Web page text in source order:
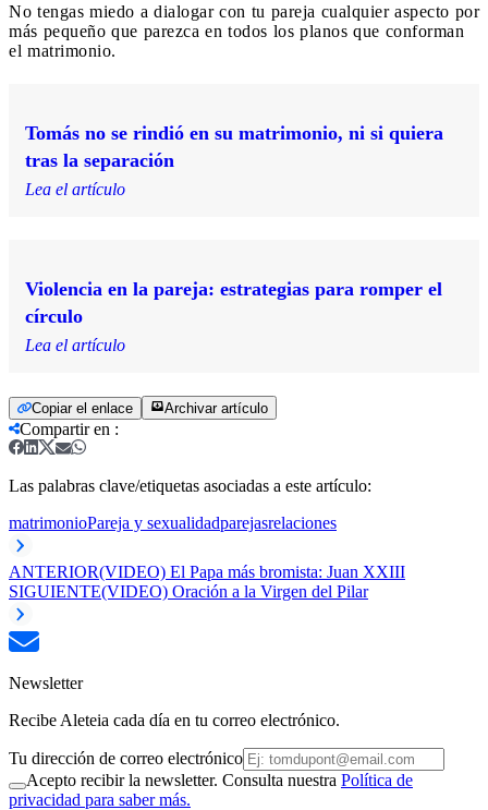
No tengas miedo a dialogar con tu pareja cualquier aspecto por
más pequeño que parezca en todos los planos que conforman
el matrimonio.
Tomás no se rindió en su matrimonio, ni si quiera
tras la separación
Lea el artículo
Violencia en la pareja: estrategias para romper el
círculo
Lea el artículo
Copiar el enlace Archivar artículo
Compartir en :
Las palabras clave/etiquetas asociadas a este artículo:
matrimonioPareja y sexualidadparejasrelaciones
ANTERIOR(VIDEO) El Papa más bromista: Juan XXIII
SIGUIENTE(VIDEO) Oración a la Virgen del Pilar
Newsletter
Recibe Aleteia cada día en tu correo electrónico.
Tu dirección de correo electrónico
Acepto recibir la newsletter. Consulta nuestra Política de
privacidad para saber más.